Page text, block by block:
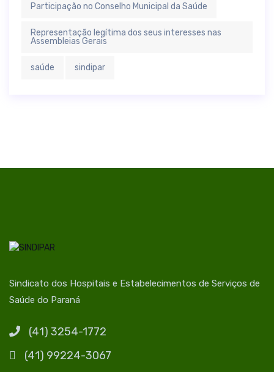
Participação no Conselho Municipal da Saúde
Representação legítima dos seus interesses nas
Assembleias Gerais
saúde sindipar
Sindicato dos Hospitais e Estabelecimentos de Serviços de
Saúde do Paraná
(41) 3254-1772
(41) 99224-3067